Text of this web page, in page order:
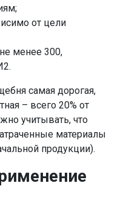
от цели
менее 300,
самая дорогая,
– всего 20% от
учитывать, что
материалы
продукции).